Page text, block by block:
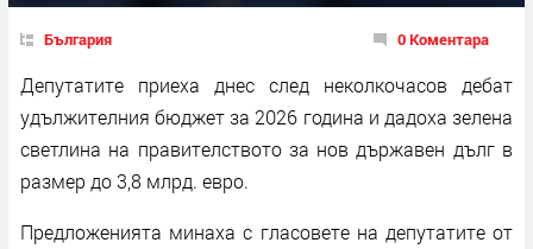
България 0 Коментара
Депутатите приеха днес след неколкочасов дебат
удължителния бюджет за 2026 година и дадоха зелена
светлина на правителството за нов държавен дълг в
размер до 3,8 млрд. евро.
Предложенията минаха с гласовете на депутатите от